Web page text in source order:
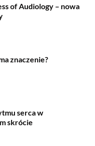
of Audiology – nowa
znaczenie?
serca w
skrócie